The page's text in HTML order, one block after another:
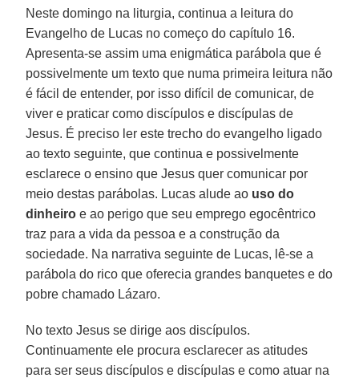
Neste domingo na liturgia, continua a leitura do
Evangelho de Lucas no começo do capítulo 16.
Apresenta-se assim uma enigmática parábola que é
possivelmente um texto que numa primeira leitura não
é fácil de entender, por isso difícil de comunicar, de
viver e praticar como discípulos e discípulas de
Jesus. É preciso ler este trecho do evangelho ligado
ao texto seguinte, que continua e possivelmente
esclarece o ensino que Jesus quer comunicar por
meio destas parábolas. Lucas alude ao uso do
dinheiro e ao perigo que seu emprego egocêntrico
traz para a vida da pessoa e a construção da
sociedade. Na narrativa seguinte de Lucas, lê-se a
parábola do rico que oferecia grandes banquetes e do
pobre chamado Lázaro.
No texto Jesus se dirige aos discípulos.
Continuamente ele procura esclarecer as atitudes
para ser seus discípulos e discípulas e como atuar na